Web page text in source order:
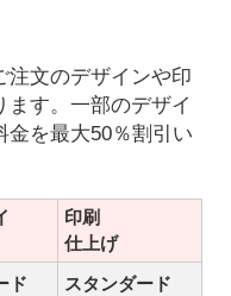
注文のデザインや印
ます。一部のデザイ
金を最大50％割引い
印刷
仕上げ
ド スタンダード